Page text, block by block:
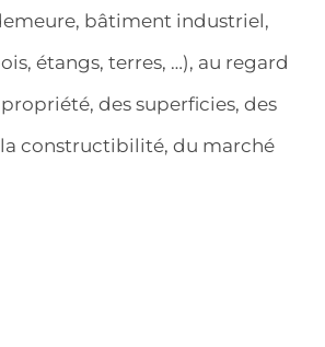
bâtiment industriel,
étangs, terres, …), au regard
des superficies, des
constructibilité, du marché